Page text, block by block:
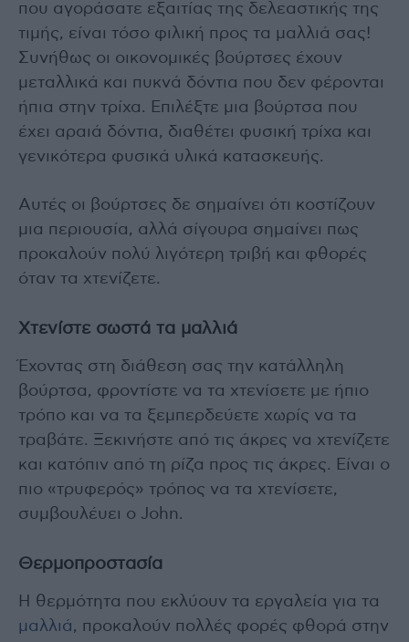
που αγοράσατε εξαιτίας της δελεαστικής της
τιμής, είναι τόσο φιλική προς τα μαλλιά σας!
Συνήθως οι οικονομικές βούρτσες έχουν
μεταλλικά και πυκνά δόντια που δεν φέρονται
ήπια στην τρίχα. Επιλέξτε μια βούρτσα που
έχει αραιά δόντια, διαθέτει φυσική τρίχα και
γενικότερα φυσικά υλικά κατασκευής.
Αυτές οι βούρτσες δε σημαίνει ότι κοστίζουν
μια περιουσία, αλλά σίγουρα σημαίνει πως
προκαλούν πολύ λιγότερη τριβή και φθορές
όταν τα χτενίζετε.
Χτενίστε σωστά τα μαλλιά
Έχοντας στη διάθεση σας την κατάλληλη
βούρτσα, φροντίστε να τα χτενίσετε με ήπιο
τρόπο και να τα ξεμπερδεύετε χωρίς να τα
τραβάτε. Ξεκινήστε από τις άκρες να χτενίζετε
και κατόπιν από τη ρίζα προς τις άκρες. Είναι ο
πιο «τρυφερός» τρόπος να τα χτενίσετε,
συμβουλέυει ο John.
Θερμοπροστασία
Η θερμότητα που εκλύουν τα εργαλεία για τα
μαλλιά, προκαλούν πολλές φορές φθορά στην